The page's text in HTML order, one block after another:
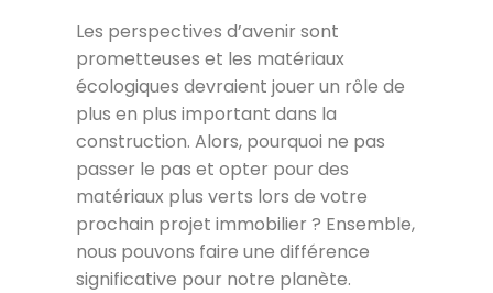
Les perspectives d’avenir sont
prometteuses et les matériaux
écologiques devraient jouer un rôle de
plus en plus important dans la
construction. Alors, pourquoi ne pas
passer le pas et opter pour des
matériaux plus verts lors de votre
prochain projet immobilier ? Ensemble,
nous pouvons faire une différence
significative pour notre planète.